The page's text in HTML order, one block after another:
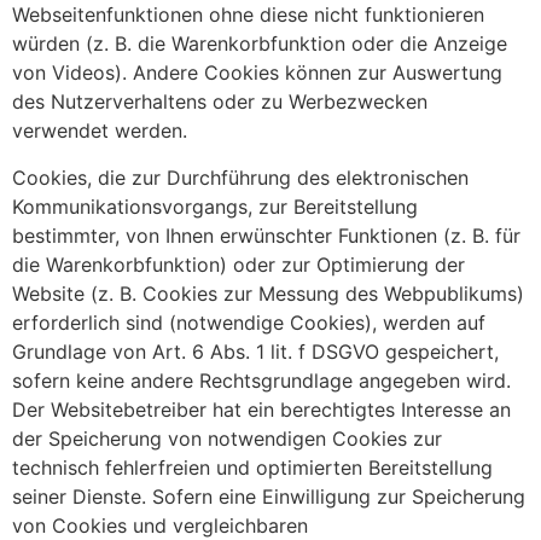
Webseitenfunktionen ohne diese nicht funktionieren
würden (z. B. die Warenkorbfunktion oder die Anzeige
von Videos). Andere Cookies können zur Auswertung
des Nutzerverhaltens oder zu Werbezwecken
verwendet werden.
Cookies, die zur Durchführung des elektronischen
Kommunikationsvorgangs, zur Bereitstellung
bestimmter, von Ihnen erwünschter Funktionen (z. B. für
die Warenkorbfunktion) oder zur Optimierung der
Website (z. B. Cookies zur Messung des Webpublikums)
erforderlich sind (notwendige Cookies), werden auf
Grundlage von Art. 6 Abs. 1 lit. f DSGVO gespeichert,
sofern keine andere Rechtsgrundlage angegeben wird.
Der Websitebetreiber hat ein berechtigtes Interesse an
der Speicherung von notwendigen Cookies zur
technisch fehlerfreien und optimierten Bereitstellung
seiner Dienste. Sofern eine Einwilligung zur Speicherung
von Cookies und vergleichbaren